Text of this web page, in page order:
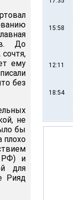
До
ему
без
не
бы
плохо
РФ) и
для
Рияд
15:58
12:11
18:54